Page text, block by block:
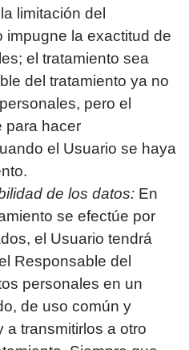
limitación del
impugne la exactitud de
el tratamiento sea
del tratamiento ya no
pero el
para hacer
el Usuario se haya
de los datos: En
se efectúe por
el Usuario tendrá
Responsable del
personales en un
de uso común y
a transmitirlos a otro